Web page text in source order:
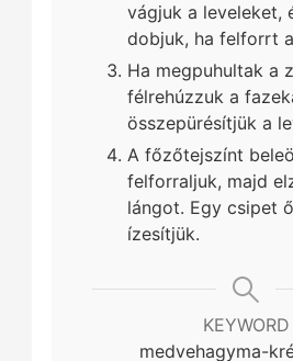
vágjuk a leveleket,
dobjuk, ha felforrt
Ha megpuhultak a
félrehúzzuk a
összepürésítjük a
A főzőtejszínt
felforraljuk, majd
lángot. Egy csipet
ízesítjük.
KEYWORD
medvehagyma-